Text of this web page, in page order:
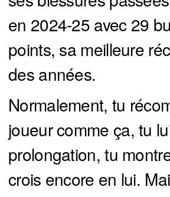
en 2024-25 avec 29
points, sa meilleure
des années.
Normalement, tu
joueur comme ça, tu
prolongation, tu
crois encore en lui.